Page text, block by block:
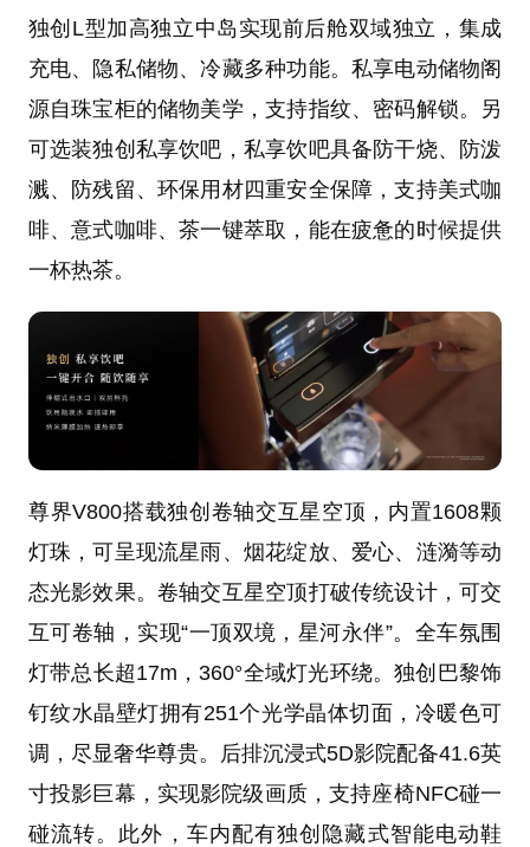
独创L型加高独立中岛实现前后舱双域独立，集成
充电、隐私储物、冷藏多种功能。私享电动储物阁
源自珠宝柜的储物美学，支持指纹、密码解锁。另
可选装独创私享饮吧，私享饮吧具备防干烧、防泼
溅、防残留、环保用材四重安全保障，支持美式咖
啡、意式咖啡、茶一键萃取，能在疲惫的时候提供
一杯热茶。
尊界V800搭载独创卷轴交互星空顶，内置1608颗
灯珠，可呈现流星雨、烟花绽放、爱心、涟漪等动
态光影效果。卷轴交互星空顶打破传统设计，可交
互可卷轴，实现“一顶双境，星河永伴”。全车氛围
灯带总长超17m，360°全域灯光环绕。独创巴黎饰
钉纹水晶壁灯拥有251个光学晶体切面，冷暖色可
调，尽显奢华尊贵。后排沉浸式5D影院配备41.6英
寸投影巨幕，实现影院级画质，支持座椅NFC碰一
碰流转。此外，车内配有独创隐藏式智能电动鞋